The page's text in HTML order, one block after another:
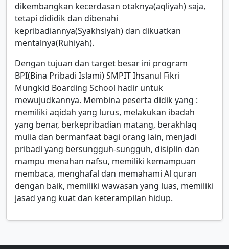
dikembangkan kecerdasan otaknya(aqliyah) saja,
tetapi dididik dan dibenahi
kepribadiannya(Syakhsiyah) dan dikuatkan
mentalnya(Ruhiyah).
Dengan tujuan dan target besar ini program
BPI(Bina Pribadi Islami) SMPIT Ihsanul Fikri
Mungkid Boarding School hadir untuk
mewujudkannya. Membina peserta didik yang :
memiliki aqidah yang lurus, melakukan ibadah
yang benar, berkepribadian matang, berakhlaq
mulia dan bermanfaat bagi orang lain, menjadi
pribadi yang bersungguh-sungguh, disiplin dan
mampu menahan nafsu, memiliki kemampuan
membaca, menghafal dan memahami Al quran
dengan baik, memiliki wawasan yang luas, memiliki
jasad yang kuat dan keterampilan hidup.